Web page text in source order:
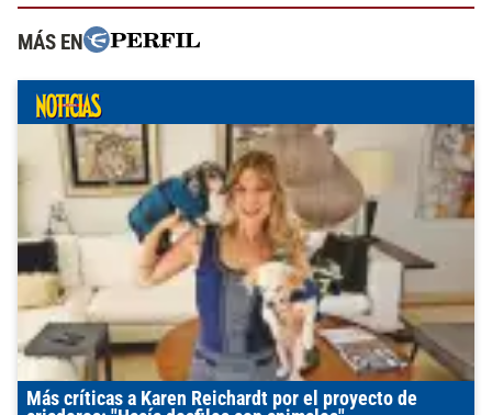
MÁS EN
Más críticas a Karen Reichardt por el proyecto de